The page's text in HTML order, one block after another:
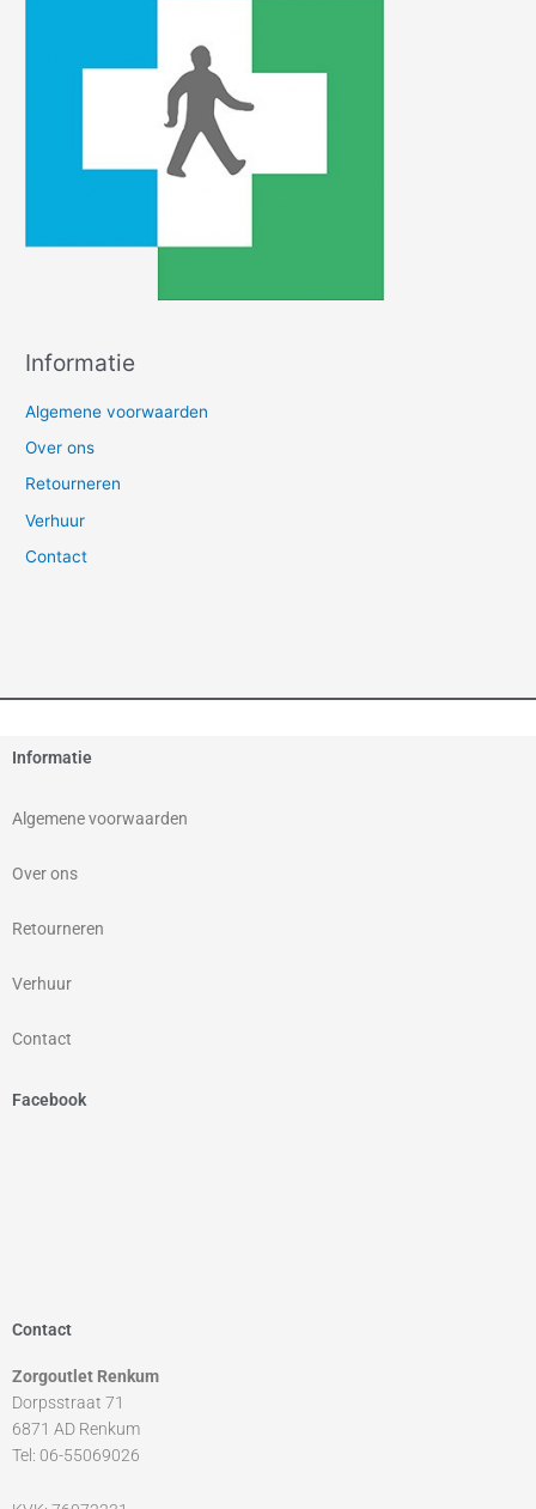
Informatie
Algemene voorwaarden
Over ons
Retourneren
Verhuur
Contact
Informatie
Algemene voorwaarden
Over ons
Retourneren
Verhuur
Contact
Facebook
Contact
Zorgoutlet Renkum
Dorpsstraat 71
6871 AD Renkum
Tel: 06-55069026